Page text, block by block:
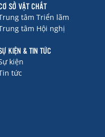
SỞ VẬT CHẤT
tâm Triển lãm
tâm Hội nghị
KIỆN & TIN TỨC
kiện
tức